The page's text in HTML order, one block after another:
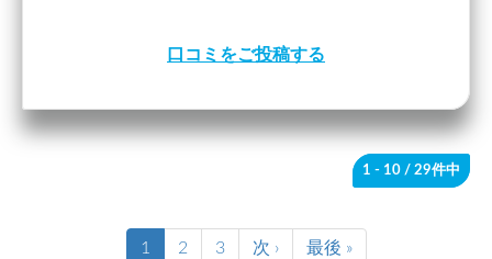
口コミをご投稿する
1 - 10 / 29件中
1 2 3 次 › 最後 »